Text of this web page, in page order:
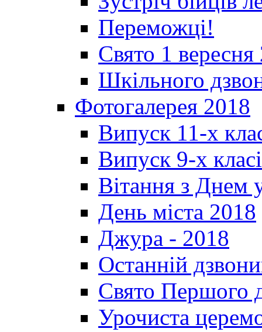
Переможці!
Свято 1 вересня
Шкільного
Фотогалерея 2018
Випуск 11-х
Випуск 9-х
Вітання з Днем
День міста 2018
Джура - 2018
Останній
Свято Першого
Урочиста